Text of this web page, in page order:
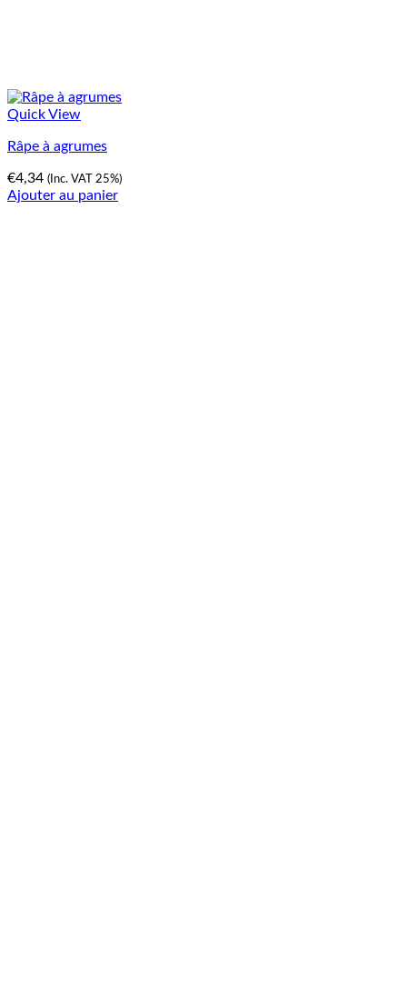
Quick View
Râpe à agrumes
€4,34 (Inc. VAT 25%)
Ajouter au panier